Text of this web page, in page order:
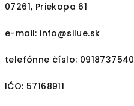
07261, Priekopa 61
e-mail: info@silue.sk
telefónne číslo: 0918737540
IČO: 57168911